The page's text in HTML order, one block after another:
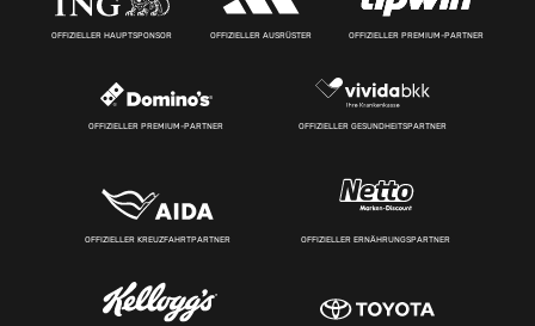
OFFIZIELLER HAUPTSPONSOR OFFIZIELLER AUSRÜSTER OFFIZIELLER PREMIUM-PARTNER
OFFIZIELLER PREMIUM-PARTNER OFFIZIELLER GESUNDHEITSPARTNER
OFFIZIELLER KREUZFAHRTPARTNER OFFIZIELLER ERNÄHRUNGSPARTNER